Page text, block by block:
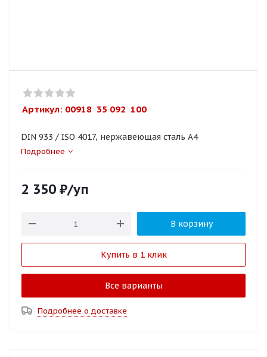
Артикул: 00918  35 092  100
DIN 933 / ISO 4017, нержавеющая сталь A4
Подробнее
2 350 ₽/уп
В корзину
Купить в 1 клик
Все варианты
Подробнее о доставке